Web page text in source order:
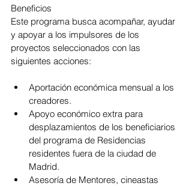
Beneficios
Este programa busca acompañar, ayudar
y apoyar a los impulsores de los
proyectos seleccionados con las
siguientes acciones:
Aportación económica mensual a los
creadores.
Apoyo económico extra para
desplazamientos de los beneficiarios
del programa de Residencias
residentes fuera de la ciudad de
Madrid.
Asesoría de Mentores, cineastas